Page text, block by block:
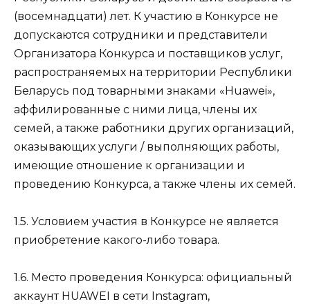
(восемнадцати) лет. К участию в Конкурсе не
допускаются сотрудники и представители
Организатора Конкурса и поставщиков услуг,
распространяемых на территории Республики
Беларусь под товарными знаками «Huawei»,
аффилированные с ними лица, члены их
семей, а также работники других организаций,
оказывающих услуги / выполняющих работы,
имеющие отношение к организации и
проведению Конкурса, а также члены их семей.
1.5. Условием участия в Конкурсе не является
приобретение какого-либо товара.
1.6. Место проведения Конкурса: официальный
аккаунт HUAWEI в сети Instagram,